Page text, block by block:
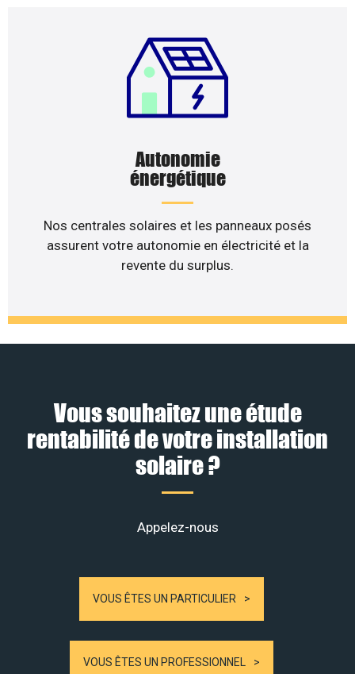
Autonomie
énergétique
Nos centrales solaires et les panneaux posés
assurent votre autonomie en électricité et la
revente du surplus.
Vous souhaitez une étude
rentabilité de votre installation
solaire ?
Appelez-nous
VOUS ÊTES UN PARTICULIER
VOUS ÊTES UN PROFESSIONNEL